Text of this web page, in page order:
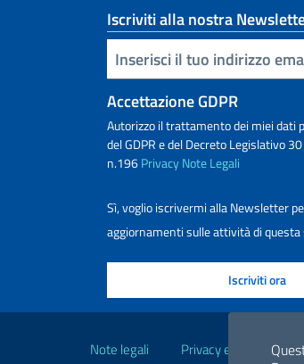
Iscriviti alla nostra
Inserisci la tua email
Accettazione GDPR
Autorizzo il trattamento dei miei dati
del GDPR e del Decreto Legislativo
n.196PrivacyNote Legali
Sì, voglio iscrivermi alla Newsletter
aggiornamenti sulle attività di questa
Note legali Privacy e cookie policy